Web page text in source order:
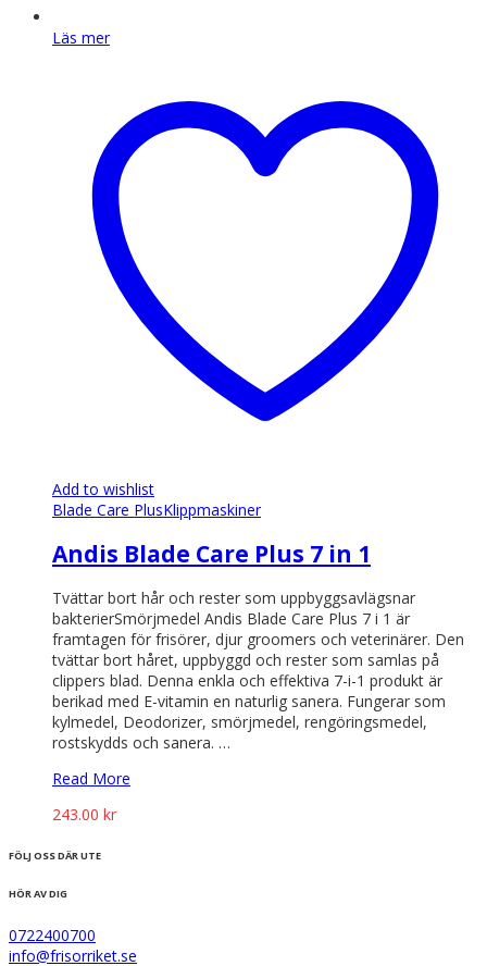
Läs mer
Add to wishlist
Blade Care PlusKlippmaskiner
Andis Blade Care Plus 7 in 1
Tvättar bort hår och rester som uppbyggsavlägsnar
bakterierSmörjmedel Andis Blade Care Plus 7 i 1 är
framtagen för frisörer, djur groomers och veterinärer. Den
tvättar bort håret, uppbyggd och rester som samlas på
clippers blad. Denna enkla och effektiva 7-i-1 produkt är
berikad med E-vitamin en naturlig sanera. Fungerar som
kylmedel, Deodorizer, smörjmedel, rengöringsmedel,
rostskydds och sanera. …
Read More
243.00 kr
FÖLJ OSS DÄR UTE
HÖR AV DIG
0722400700
info@frisorriket.se